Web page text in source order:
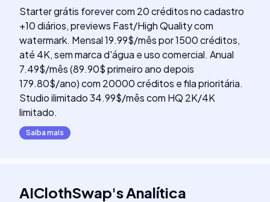
Starter grátis forever com 20 créditos no cadastro
+10 diários, previews Fast/High Quality com
watermark. Mensal 19.99$/mês por 1500 créditos,
até 4K, sem marca d'água e uso comercial. Anual
7.49$/mês (89.90$ primeiro ano depois
179.80$/ano) com 20000 créditos e fila prioritária.
Studio ilimitado 34.99$/mês com HQ 2K/4K
limitado.
Saiba mais
AIClothSwap'sAnalítica